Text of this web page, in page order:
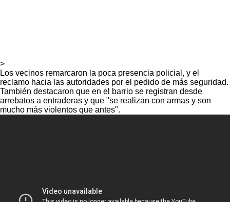
>
Los vecinos remarcaron la poca presencia policial, y el
reclamo hacia las autoridades por el pedido de más seguridad.
También destacaron que en el barrio se registran desde
arrebatos a entraderas y que "se realizan con armas y son
mucho más violentos que antes".